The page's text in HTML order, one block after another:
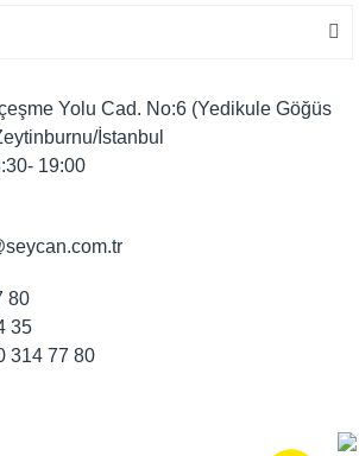
Yolu Cad. No:6 (Yedikule Göğüs
İstanbul
19:00
80
35
314 77 80